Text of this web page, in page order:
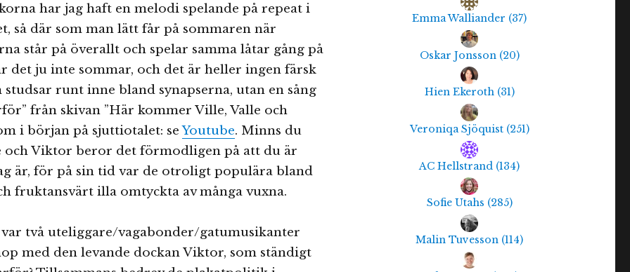
har jag haft en melodi spelande på repeat i
så där som man lätt får på sommaren när
står på överallt och spelar samma låtar gång på
det ju inte sommar, och det är heller ingen färsk
studsar runt inne bland synapserna, utan en sång
från skivan ”Här kommer Ville, Valle och
i början på sjuttiotalet: seYoutube. Minns du
och Viktor beror det förmodligen på att du är
är, för på sin tid var de otroligt populära bland
fruktansvärt illa omtyckta av många vuxna.
två uteliggare/vagabonder/gatumusikanter
med den levande dockan Viktor, som ständigt
Emma Walliander (37)
Oskar Jonsson (20)
Hien Ekeroth (31)
Veroniqa Sjöquist (251)
AC Hellstrand (134)
Sofie Utahs (285)
Malin Tuvesson (114)